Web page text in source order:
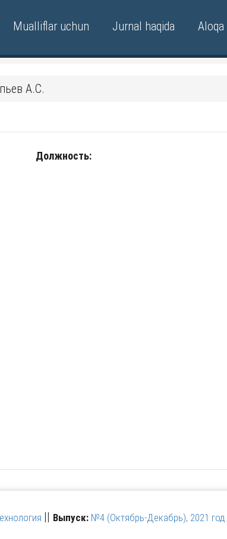
Mualliflar uchun Jurnal haqida Aloqa
А.С.
Должность:
|| Выпуск: №4 (Октябрь-Декабрь), 2021 год.